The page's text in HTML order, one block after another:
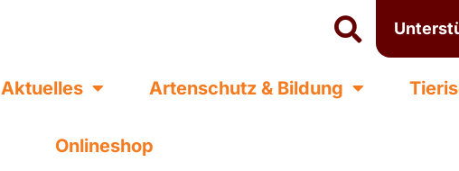
Aktuelles Artenschutz & Bildung
Onlineshop